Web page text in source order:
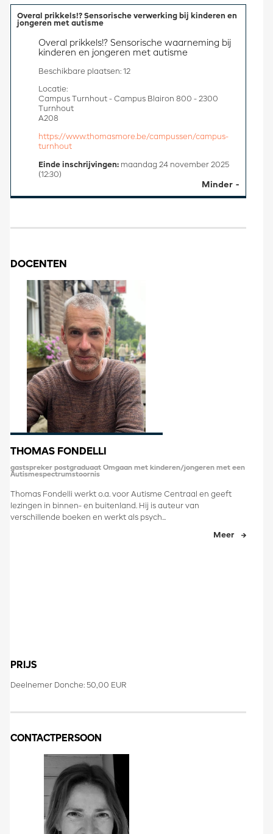
Overal prikkels!? Sensorische verwerking bij kinderen en
jongeren met autisme
Minder
Overal prikkels!? Sensorische waarneming bij
kinderen en jongeren met autisme
Beschikbare plaatsen: 12
Locatie:
Campus Turnhout - Campus Blairon 800 - 2300
Turnhout
A208
https://www.thomasmore.be/campussen/campus-
turnhout
Einde inschrijvingen: maandag 24 november 2025
(12:30)
DOCENTEN
THOMAS FONDELLI
gastspreker postgraduaat Omgaan met kinderen/jongeren met een
Autismespectrumstoornis
Thomas Fondelli werkt o.a. voor Autisme Centraal en geeft
lezingen in binnen- en buitenland. Hij is auteur van
verschillende boeken en werkt als psych...
Meer
PRIJS
Deelnemer Donche: 50,00 EUR
CONTACTPERSOON